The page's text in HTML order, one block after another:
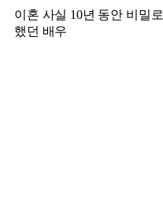
이혼 사실 10년 동안 비밀로
했던 배우